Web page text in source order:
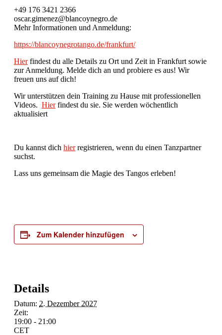
+49 176 3421 2366
oscar.gimenez@blancoynegro.de
Mehr Informationen und Anmeldung:
https://blancoynegrotango.de/frankfurt/
Hierfindest du alle Details zu Ort und Zeit in Frankfurt sowie
zur Anmeldung. Melde dich an und probiere es aus! Wir
freuen uns auf dich!
Wir unterstützen dein Training zu Hause mit professionellen
Videos. Hierfindest du sie. Sie werden wöchentlich
aktualisiert
Du kannst dich hierregistrieren, wenn du einen Tanzpartner
suchst.
Lass uns gemeinsam die Magie des Tangos erleben!
Zum Kalender hinzufügen
Details
Datum: 2. Dezember 2027
Zeit:
19:00 - 21:00
CET